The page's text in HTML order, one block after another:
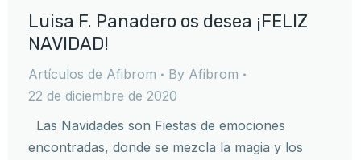
Luisa F. Panadero os desea ¡FELIZ
NAVIDAD!
Artículos de Afibrom By Afibrom
22 de diciembre de 2020
Las Navidades son Fiestas de emociones
encontradas, donde se mezcla la magia y los